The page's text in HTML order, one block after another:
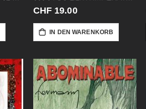
CHF 19.00
IN DEN WARENKORB